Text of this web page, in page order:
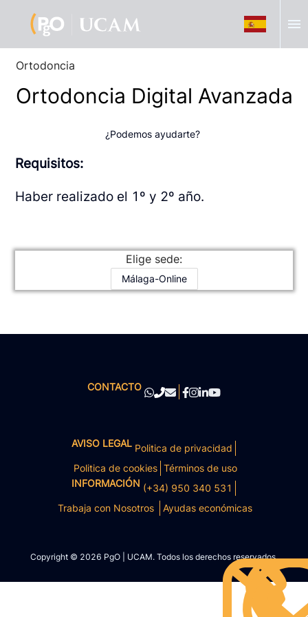
menu
Ortodoncia
Ortodoncia Digital Avanzada
¿Podemos ayudarte?
Requisitos:
Haber realizado el 1º y 2º año.
Elige sede:
Málaga-Online
CONTACTO
AVISO LEGAL Politica de privacidad
Politica de cookies Términos de uso
INFORMACIÓN (+34) 950 340 531
Trabaja con Nosotros
Ayudas económicas
Copyright © 2026 PgO | UCAM. Todos los derechos reservados.